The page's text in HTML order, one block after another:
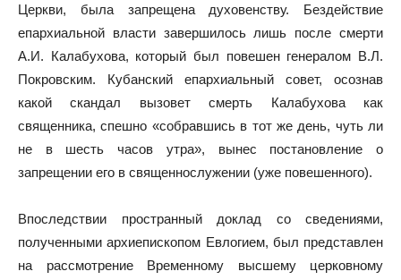
Церкви, была запрещена духовенству. Бездействие
епархиальной власти завершилось лишь после смерти
А.И. Калабухова, который был повешен генералом В.Л.
Покровским. Кубанский епархиальный совет, осознав
какой скандал вызовет смерть Калабухова как
священника, спешно «собравшись в тот же день, чуть ли
не в шесть часов утра», вынес постановление о
запрещении его в священнослужении (уже повешенного).
Впоследствии пространный доклад со сведениями,
полученными архиепископом Евлогием, был представлен
на рассмотрение Временному высшему церковному